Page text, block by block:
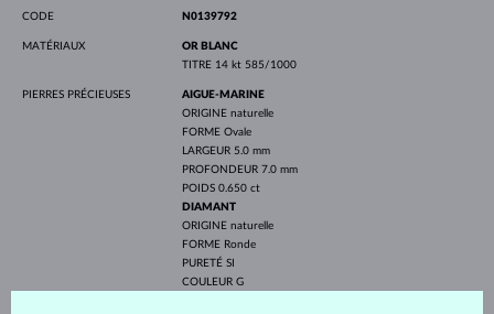
CODE N0139792
MATÉRIAUX
OR BLANC
TITRE 14 kt 585/1000
PIERRES PRÉCIEUSES
AIGUE-MARINE
ORIGINE naturelle
FORME Ovale
LARGEUR 5.0 mm
PROFONDEUR 7.0 mm
POIDS 0.650 ct
DIAMANT
ORIGINE naturelle
FORME Ronde
PURETÉ SI
COULEUR G